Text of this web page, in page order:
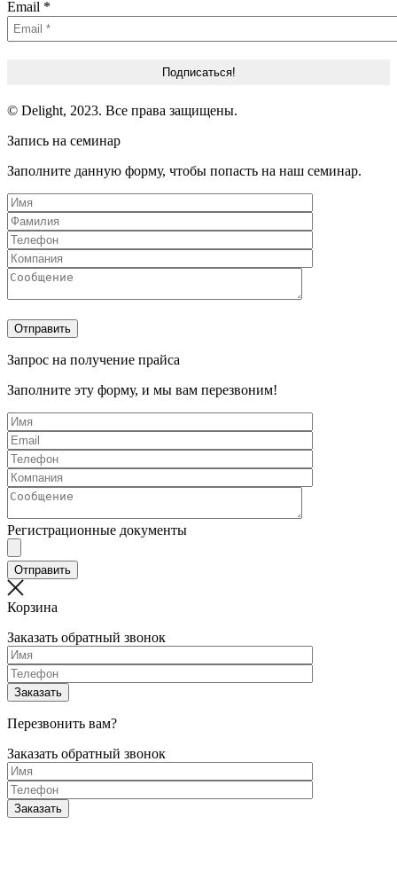
Email *
© Delight, 2023. Все права защищены.
Запись на семинар
Заполните данную форму, чтобы попасть на наш семинар.
Запрос на получение прайса
Заполните эту форму, и мы вам перезвоним!
Регистрационные документы
Корзина
Заказать обратный звонок
Перезвонить вам?
Заказать обратный звонок